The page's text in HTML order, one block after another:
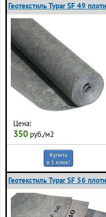
Геотекстиль Typar SF 49
Цена:
350 руб./м2
Купить
в 1 клик!
Геотекстиль Typar SF 56